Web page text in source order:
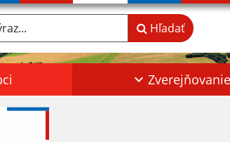
Hľadať
Zverejňovanie